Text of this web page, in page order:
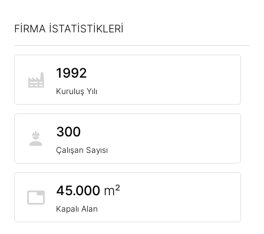
FİRMA İSTATİSTİKLERİ
1992
Kuruluş Yılı
300
Çalışan Sayısı
45.000 m²
Kapalı Alan